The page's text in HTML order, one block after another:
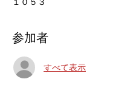
参加者
すべて表示